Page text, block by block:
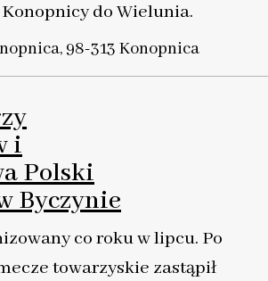
do Wielunia.
98-313 Konopnica
i
Polski
Byczynie
co roku w lipcu. Po
towarzyskie zastąpił